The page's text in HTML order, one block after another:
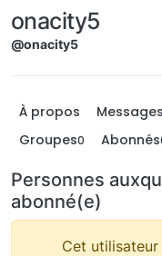
onacity5
@onacity5
À propos Messages
Groupes0 Abonnés
Personnes
abonné(e)
Cet